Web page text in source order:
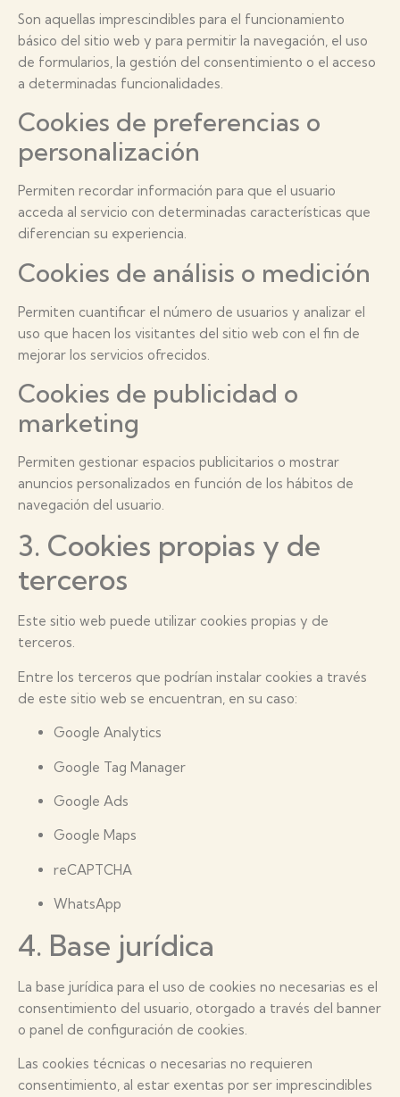
Son aquellas imprescindibles para el funcionamiento
básico del sitio web y para permitir la navegación, el uso
de formularios, la gestión del consentimiento o el acceso
a determinadas funcionalidades.
Cookies de preferencias o
personalización
Permiten recordar información para que el usuario
acceda al servicio con determinadas características que
diferencian su experiencia.
Cookies de análisis o medición
Permiten cuantificar el número de usuarios y analizar el
uso que hacen los visitantes del sitio web con el fin de
mejorar los servicios ofrecidos.
Cookies de publicidad o
marketing
Permiten gestionar espacios publicitarios o mostrar
anuncios personalizados en función de los hábitos de
navegación del usuario.
3. Cookies propias y de
terceros
Este sitio web puede utilizar cookies propias y de
terceros.
Entre los terceros que podrían instalar cookies a través
de este sitio web se encuentran, en su caso:
Google Analytics
Google Tag Manager
Google Ads
Google Maps
reCAPTCHA
WhatsApp
4. Base jurídica
La base jurídica para el uso de cookies no necesarias es el
consentimiento del usuario, otorgado a través del banner
o panel de configuración de cookies.
Las cookies técnicas o necesarias no requieren
consentimiento, al estar exentas por ser imprescindibles